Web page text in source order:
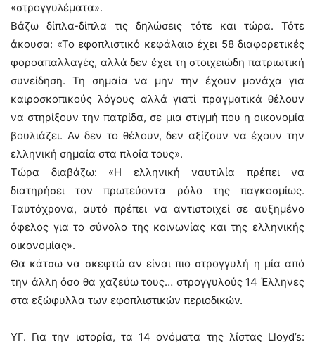
«στρογγυλέματα».
Βάζω δίπλα-δίπλα τις δηλώσεις τότε και τώρα. Τότε
άκουσα: «Το εφοπλιστικό κεφάλαιο έχει 58 διαφορετικές
φοροαπαλλαγές, αλλά δεν έχει τη στοιχειώδη πατριωτική
συνείδηση. Τη σημαία να μην την έχουν μονάχα για
καιροσκοπικούς λόγους αλλά γιατί πραγματικά θέλουν
να στηρίξουν την πατρίδα, σε μια στιγμή που η οικονομία
βουλιάζει. Αν δεν το θέλουν, δεν αξίζουν να έχουν την
ελληνική σημαία στα πλοία τους».
Τώρα διαβάζω: «Η ελληνική ναυτιλία πρέπει να
διατηρήσει τον πρωτεύοντα ρόλο της παγκοσμίως.
Ταυτόχρονα, αυτό πρέπει να αντιστοιχεί σε αυξημένο
όφελος για το σύνολο της κοινωνίας και της ελληνικής
οικονομίας».
Θα κάτσω να σκεφτώ αν είναι πιο στρογγυλή η μία από
την άλλη όσο θα χαζεύω τους… στρογγυλούς 14 Έλληνες
στα εξώφυλλα των εφοπλιστικών περιοδικών.
ΥΓ. Για την ιστορία, τα 14 ονόματα της λίστας Lloyd’s: